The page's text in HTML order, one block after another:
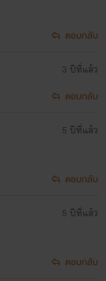
ตอบกลับ
3 ปีที่แล้ว
ตอบกลับ
5 ปีที่แล้ว
ตอบกลับ
5 ปีที่แล้ว
ตอบกลับ